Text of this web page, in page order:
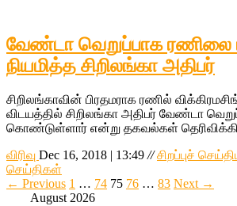
வேண்டா வெறுப்பாக ரணிலை
நியமித்த சிறிலங்கா அதிபர்
சிறிலங்காவின் பிரதமராக ரணில்
விடயத்தில் சிறிலங்கா அதிபர் வேண்டா
கொண்டுள்ளார் என்று தகவல்கள்
விரிவு Dec 16, 2018 | 13:49 // சிறப்புச்
செய்திகள்
← Previous 1 … 74 75 76 … 83 Next →
August 2026